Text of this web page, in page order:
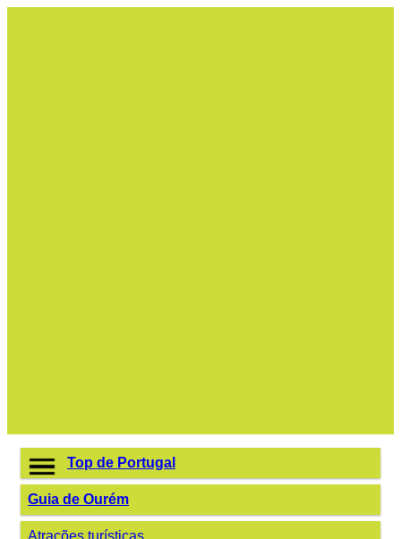
Top de Portugal
Guia de Ourém
Atrações turísticas